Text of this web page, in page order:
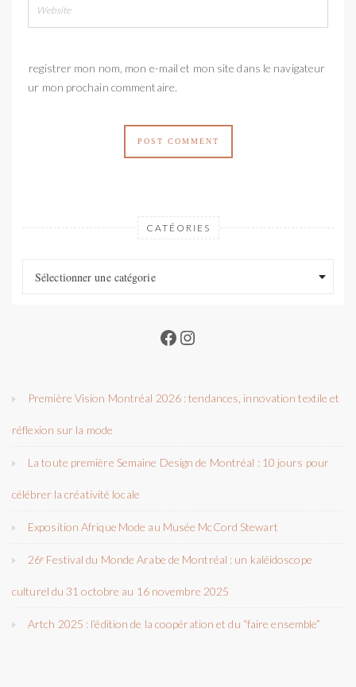
Enregistrer mon nom, mon e-mail et mon site dans le navigateur
pour mon prochain commentaire.
CATÉORIES
Sélectionner une catégorie
Facebook
Instagram
Première Vision Montréal 2026 : tendances, innovation textile et
réflexion sur la mode
La toute première Semaine Design de Montréal : 10 jours pour
célébrer la créativité locale
Exposition Afrique Mode au Musée McCord Stewart
26ᵉ Festival du Monde Arabe de Montréal : un kaléidoscope
culturel du 31 octobre au 16 novembre 2025
Artch 2025 : l’édition de la coopération et du “faire ensemble”